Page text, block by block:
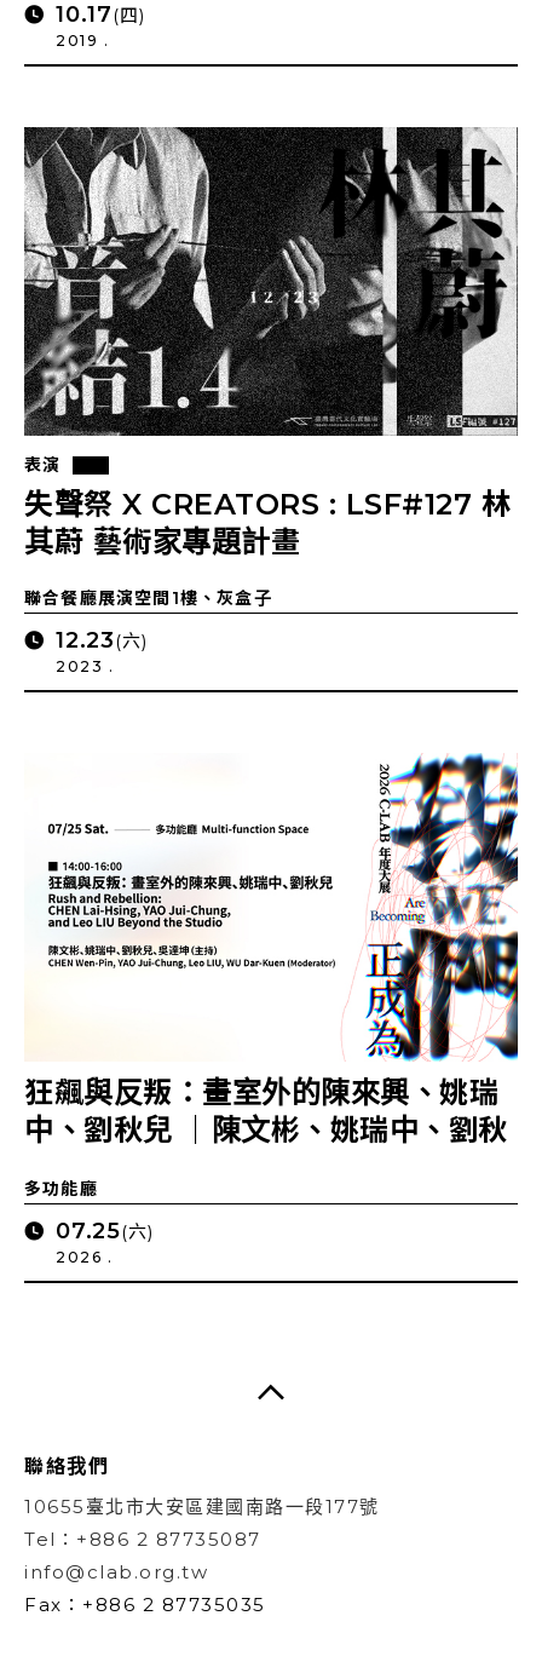
10.17(四)
2019 .
表演
失聲祭 X CREATORS : LSF#127 林
其蔚 藝術家專題計畫
聯合餐廳展演空間1樓、灰盒子
12.23(六)
2023 .
狂飆與反叛：畫室外的陳來興、姚瑞
中、劉秋兒 ｜陳文彬、姚瑞中、劉秋
多功能廳
07.25(六)
2026 .
聯絡我們
10655臺北市大安區建國南路一段177號
Tel：+886 2 87735087
info@clab.org.tw
Fax：+886 2 87735035